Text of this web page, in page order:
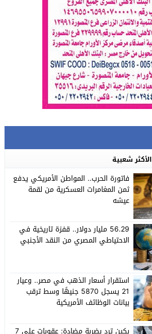
الأكثر شعبية
فاتورة الحرب.. المواطن الأمريكي يدفع
ثمن المغامرات العسكرية من لقمة
عيشه
56.29 مليار دولار.. قفزة تاريخية في
الاحتياطي المصري من النقد الأجنبي
استقرار أسعار الذهب في مصر.. وعيار
21 يسجل 5870 جنيهًا وسط ترقب
بيانات الوظائف الأمريكية